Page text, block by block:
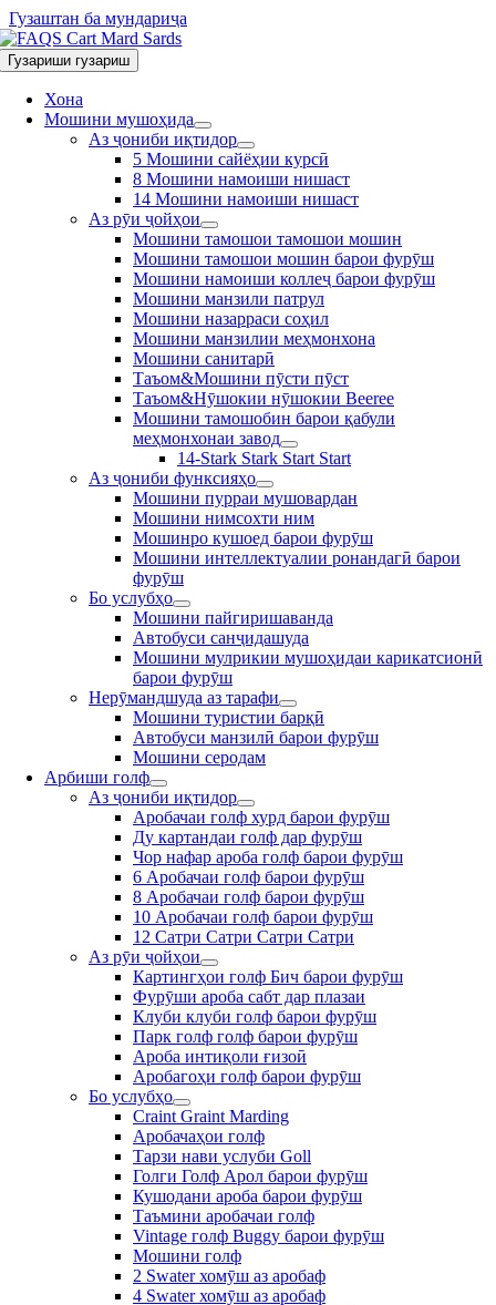
Гузаштан ба мундариҷа
Гузариши гузариш
Хона
Мошини мушоҳида
Аз ҷониби иқтидор
5 Мошини сайёҳии курсӣ
8 Мошини намоиши нишаст
14 Мошини намоиши нишаст
Аз рӯи ҷойҳои
Мошини тамошои тамошои мошин
Мошини тамошои мошин барои фурӯш
Мошини намоиши коллеҷ барои фурӯш
Мошини манзили патрул
Мошини назарраси соҳил
Мошини манзилии меҳмонхона
Мошини санитарӣ
Таъом&Мошини пӯсти пӯст
Таъом&Нӯшокии нӯшокии Beeree
Мошини тамошобин барои қабули
меҳмонхонаи завод
14-Stark Stark Start Start
Аз ҷониби функсияҳо
Мошини пурраи мушовардан
Мошини нимсохти ним
Мошинро кушоед барои фурӯш
Мошини интеллектуалии ронандагӣ барои
фурӯш
Бо услубҳо
Мошини пайгиришаванда
Автобуси санҷидашуда
Мошини мулрикии мушоҳидаи карикатсионӣ
барои фурӯш
Нерӯмандшуда аз тарафи
Мошини туристии барқӣ
Автобуси манзилӣ барои фурӯш
Мошини серодам
Арбиши голф
Аз ҷониби иқтидор
Аробачаи голф хурд барои фурӯш
Ду картандаи голф дар фурӯш
Чор нафар ароба голф барои фурӯш
6 Аробачаи голф барои фурӯш
8 Аробачаи голф барои фурӯш
10 Аробачаи голф барои фурӯш
12 Сатри Сатри Сатри Сатри
Аз рӯи ҷойҳои
Картингҳои голф Бич барои фурӯш
Фурӯши ароба сабт дар плазаи
Клуби клуби голф барои фурӯш
Парк голф голф барои фурӯш
Ароба интиқоли ғизоӣ
Аробагоҳи голф барои фурӯш
Бо услубҳо
Craint Graint Marding
Аробачаҳои голф
Тарзи нави услуби Goll
Голги Голф Арол барои фурӯш
Кушодани ароба барои фурӯш
Таъмини аробачаи голф
Vintage голф Buggy барои фурӯш
Мошини голф
2 Swater хомӯш аз аробаф
4 Swater хомӯш аз аробаф